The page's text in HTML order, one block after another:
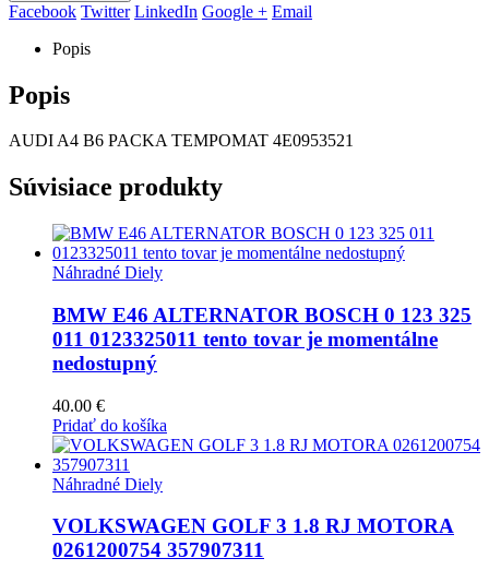
Facebook Twitter LinkedIn Google + Email
Popis
Popis
AUDI A4 B6 PACKA TEMPOMAT 4E0953521
Súvisiace produkty
Náhradné Diely
BMW E46 ALTERNATOR BOSCH 0 123 325
011 0123325011 tento tovar je momentálne
nedostupný
40.00 €
Pridať do košíka
Náhradné Diely
VOLKSWAGEN GOLF 3 1.8 RJ MOTORA
0261200754 357907311